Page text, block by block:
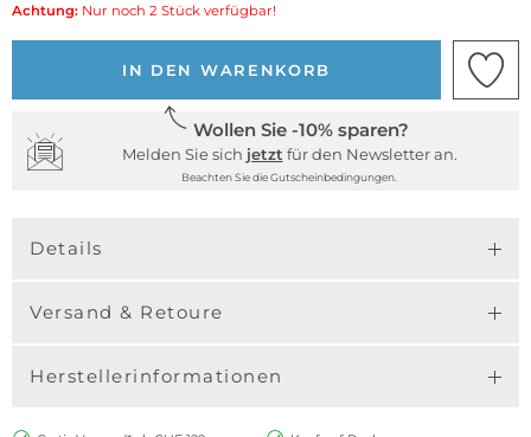
Achtung: Nur noch 2 Stück verfügbar!
IN DEN WARENKORB
Wollen Sie -10% sparen?
Melden Sie sich jetzt für den Newsletter an.
Beachten Sie die Gutscheinbedingungen.
Details
Versand & Retoure
Herstellerinformationen